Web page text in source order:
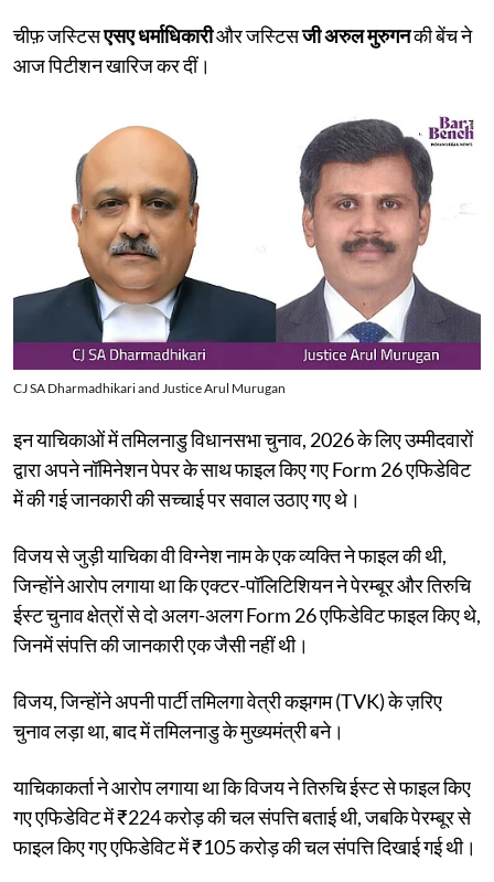
चीफ़ जस्टिसएसए धर्माधिकारीऔर जस्टिसजी अरुल मुरुगनकी बेंच ने
आज पिटीशन खारिज कर दीं।
CJ SA Dharmadhikari and Justice Arul Murugan
इन याचिकाओं में तमिलनाडु विधानसभा चुनाव, 2026 के लिए उम्मीदवारों
द्वारा अपने नॉमिनेशन पेपर के साथ फाइल किए गए Form 26 एफिडेविट
में की गई जानकारी की सच्चाई पर सवाल उठाए गए थे।
विजय से जुड़ी याचिका वी विग्नेश नाम के एक व्यक्ति ने फाइल की थी,
जिन्होंने आरोप लगाया था कि एक्टर-पॉलिटिशियन ने पेरम्बूर और तिरुचि
ईस्ट चुनाव क्षेत्रों से दो अलग-अलग Form 26 एफिडेविट फाइल किए थे,
जिनमें संपत्ति की जानकारी एक जैसी नहीं थी।
विजय, जिन्होंने अपनी पार्टी तमिलगा वेत्री कझगम (TVK) के ज़रिए
चुनाव लड़ा था, बाद में तमिलनाडु के मुख्यमंत्री बने।
याचिकाकर्ता ने आरोप लगाया था कि विजय ने तिरुचि ईस्ट से फाइल किए
गए एफिडेविट में ₹224 करोड़ की चल संपत्ति बताई थी, जबकि पेरम्बूर से
फाइल किए गए एफिडेविट में ₹105 करोड़ की चल संपत्ति दिखाई गई थी।